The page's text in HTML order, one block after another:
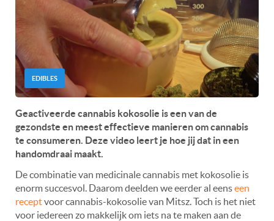
EDIBLES
Geactiveerde cannabis kokosolie is een van de
gezondste en meest effectieve manieren om cannabis
te consumeren. Deze video leert je hoe jij dat in een
handomdraai maakt.
De combinatie van medicinale cannabis met kokosolie is
enorm succesvol. Daarom deelden we eerder al eenseen
receptvoor cannabis-kokosolie van Mitsz. Toch is het niet
voor iedereen zo makkelijk om iets na te maken aan de